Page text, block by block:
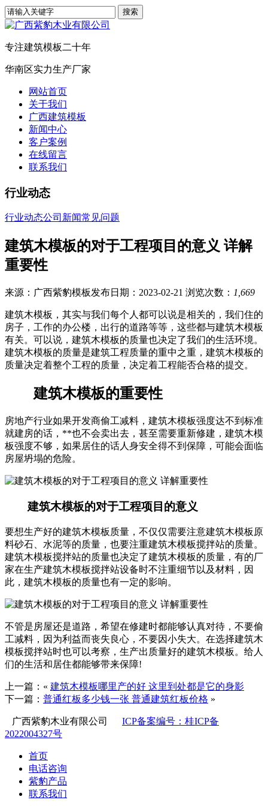
专注建筑模板二十年
华南区实力生产厂家
网站首页
关于我们
广西建筑模板
新闻中心
客户案例
在线留言
联系我们
行业动态
行业动态公司新闻常见问题
建筑木模板的对于工程项目的意义 详解
重要性
来源：广西紫豹模板发布日期：2023-02-21 浏览次数： 1,669
建筑木模板，其实与我们每个人都可以说是相关的，我们住的
房子，工作的办公楼，出行的道路等等，这些都与建筑木模板
有关。可以说，建筑木模板的质量也决定了我们的生活环境。
建筑木模板的质量是建筑工程质量的重中之重，建筑木模板的
质量决定着整个工程的质量，决定着工程能否合格的提交。
建筑木模板的重要性
房地产行业如果开发商偷工减料，建筑木模板强度达不到标准
就建房的话，**也不会卖出去，甚至需要重新修建，建筑木模
板强度不够，如果居住的话人身安全得不到保障，可能会面临
房屋坍塌的危险。
建筑木模板的对于工程项目的意义
要想生产好的建筑木模板质量，不仅仅需要注意建筑木模板原
料砂石、水泥等的质量，也要注重建筑木模板搅拌站的质量。
建筑木模板搅拌站的质量也决定了建筑木模板的质量，有的厂
家在生产建筑木模板搅拌站设备时不注重细节以及材料，因
此，建筑木模板的质量也有一定的影响。
不管是房屋还是道路，希望在修建时都能够认真对待，不要偷
工减料，因为利益而丧失良心，不要因小失大。在选择建筑木
模板搅拌站时也可以考察，生产出质量好的建筑木模板。给人
们的生活和居住都能够带来保障!
上一篇：« 建筑木模板哪里产的好 这里到处都是它的身影
下一篇： 普通红板多少钱一张 普通建筑红板价格 »
广西紫豹木业有限公司 ICP备案编号：桂ICP备
2022004327号
首页
电话咨询
紫豹产品
联系我们